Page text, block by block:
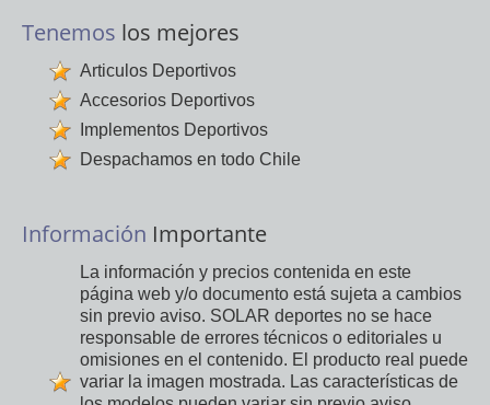
Tenemos los mejores
Articulos Deportivos
Accesorios Deportivos
Implementos Deportivos
Despachamos en todo Chile
Información Importante
La información y precios contenida en este
página web y/o documento está sujeta a cambios
sin previo aviso. SOLAR deportes no se hace
responsable de errores técnicos o editoriales u
omisiones en el contenido. El producto real puede
variar la imagen mostrada. Las características de